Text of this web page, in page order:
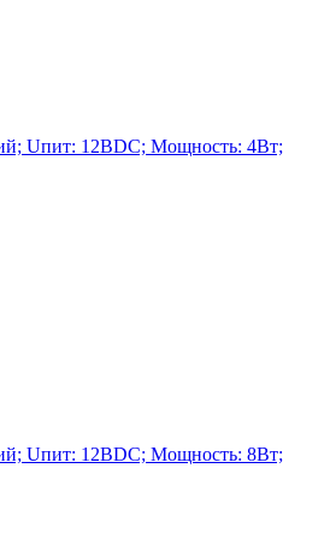
Uпит: 12ВDC; Мощность: 4Вт;
Uпит: 12ВDC; Мощность: 8Вт;